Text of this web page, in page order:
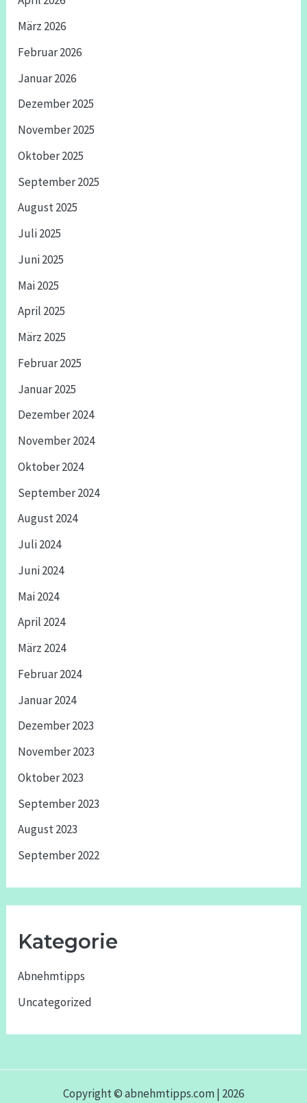
März 2026
Februar 2026
Januar 2026
Dezember 2025
November 2025
Oktober 2025
September 2025
August 2025
Juli 2025
Juni 2025
Mai 2025
April 2025
März 2025
Februar 2025
Januar 2025
Dezember 2024
November 2024
Oktober 2024
September 2024
August 2024
Juli 2024
Juni 2024
Mai 2024
April 2024
März 2024
Februar 2024
Januar 2024
Dezember 2023
November 2023
Oktober 2023
September 2023
August 2023
September 2022
Kategorie
Abnehmtipps
Uncategorized
Copyright © abnehmtipps.com | 2026